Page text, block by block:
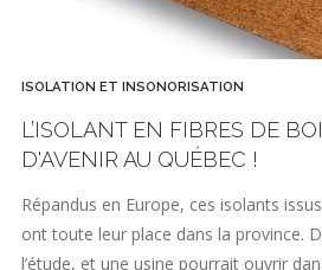
ISOLATION ET INSONORISATION
L’ISOLANT EN FIBRES DE
D'AVENIR AU QUÉBEC !
Répandus en Europe, ces isolants
ont toute leur place dans la province.
l’étude, et une usine pourrait ouvrir